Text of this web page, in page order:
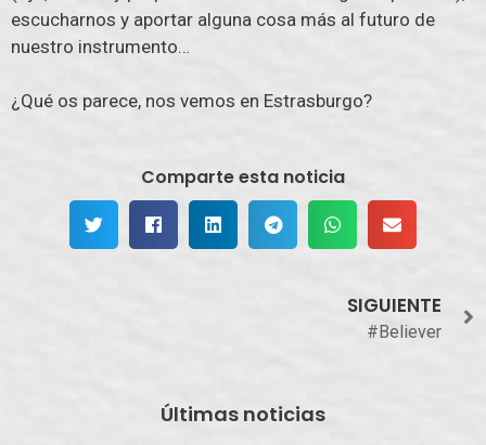
escucharnos y aportar alguna cosa más al futuro de
nuestro instrumento…
¿Qué os parece, nos vemos en Estrasburgo?
Comparte esta noticia
SIGUIENTE
#Believer
Últimas noticias